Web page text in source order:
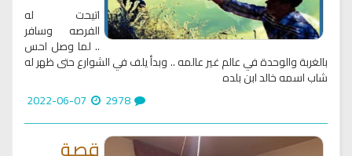
اتيحت له
الفرصه وسافر
.. لما وصل احس
بالغربة والوحدة في عالم غير عالمه .. وبدأ يلف في الشوارع حتى ظهر له
شاب اسمه خالد ابن بلده